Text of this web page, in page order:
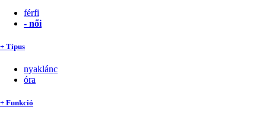
férfi
- női
+ Típus
nyaklánc
óra
+ Funkció